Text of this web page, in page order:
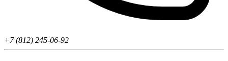
+7 (812) 245-06-92